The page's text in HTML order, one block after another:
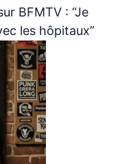
BFMTV : “Je
les hôpitaux”